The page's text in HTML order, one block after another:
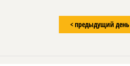
< предыдущий день